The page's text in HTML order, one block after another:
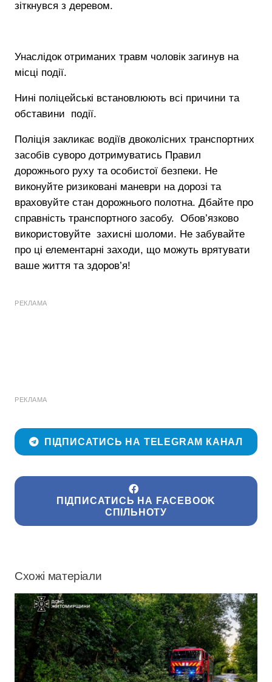
зіткнувся з деревом.
Унаслідок отриманих травм чоловік загинув на
місці події.
Нині поліцейські встановлюють всі причини та
обставини події.
Поліція закликає водіїв двоколісних транспортних
засобів суворо дотримуватись Правил
дорожнього руху та особистої безпеки. Не
виконуйте ризиковані маневри на дорозі та
враховуйте стан дорожнього полотна. Дбайте про
справність транспортного засобу. Обов’язково
використовуйте захисні шоломи. Не забувайте
про ці елементарні заходи, що можуть врятувати
ваше життя та здоров’я!
РЕКЛАМА
РЕКЛАМА
ПІДПИСАТИСЬ НА TELEGRAM КАНАЛ
ПІДПИСАТИСЬ НА FACEBOOK
СПІЛЬНОТУ
Схожі матеріали